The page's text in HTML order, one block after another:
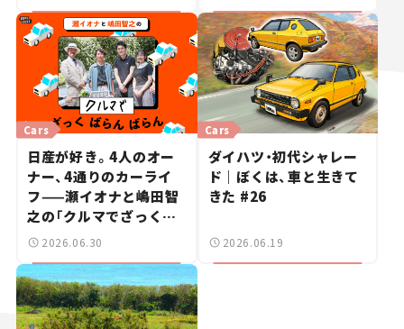
信 #2
Cars
日産が好き。4人のオー
ナー、4通りのカーライ
フ——瀬イオナと嶋田智
之の「クルマでざっくば
らんばらん！」＃19
2026.06.30
Cars
ダイハツ・初代シャレー
ド｜ぼくは、車と生きて
きた #26
2026.06.19